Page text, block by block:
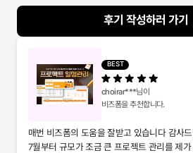
후기 작성하러 가기
BEST
choirar***님이
비즈폼을 추천합니다.
매번 비즈폼의 도움을 잘받고 있습니다 감사
7월부터 규모가 조금 큰 프로젝트 관리를 제